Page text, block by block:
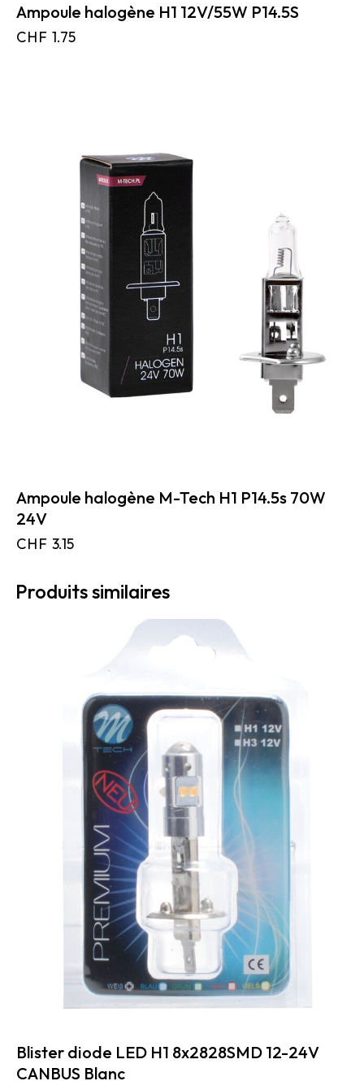
Ampoule halogène H1 12V/55W P14.5S
CHF 1.75
Ampoule halogène M-Tech H1 P14.5s 70W
24V
CHF 3.15
Produits similaires
Blister diode LED H1 8x2828SMD 12-24V
CANBUS Blanc